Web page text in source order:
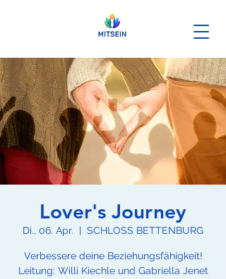
Lover's Journey
Di., 06. Apr.
  |
SCHLOSS BETTENBURG
Verbessere deine Beziehungsfähigkeit!
Leitung: Willi Kiechle und Gabriella Jenet